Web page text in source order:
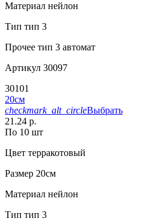
Материал нейлон
Тип тип 3
Прочее тип 3 автомат
Артикул 30097
30101
20см
checkmark_alt_circleВыбрать
21.24 р.
По 10 шт
Цвет терракотовый
Размер 20см
Материал нейлон
Тип тип 3